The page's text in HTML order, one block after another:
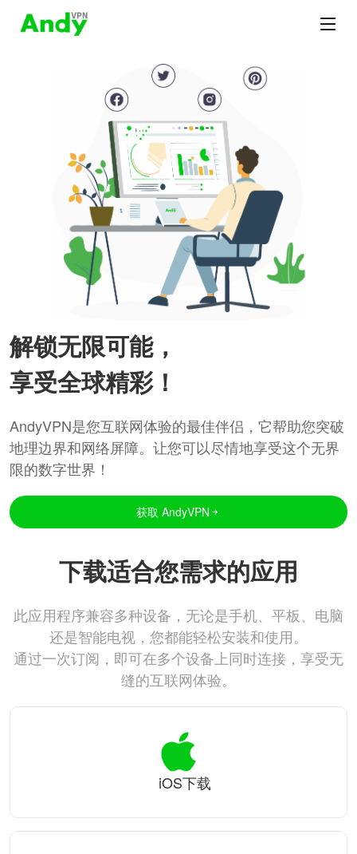
解锁无限可能，
享受全球精彩！
AndyVPN是您互联网体验的最佳伴侣，它帮助您突破
地理边界和网络屏障。让您可以尽情地享受这个无界
限的数字世界！
获取 AndyVPN
下载适合您需求的应用
此应用程序兼容多种设备，无论是手机、平板、电脑
还是智能电视，您都能轻松安装和使用。
通过一次订阅，即可在多个设备上同时连接，享受无
缝的互联网体验。
iOS下载